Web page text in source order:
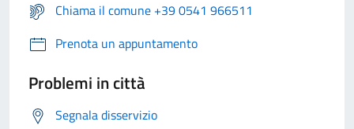
Chiama il comune +39 0541 966511
Prenota un appuntamento
Problemi in città
Segnala disservizio